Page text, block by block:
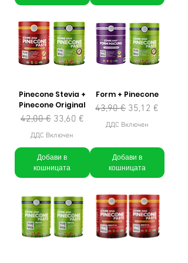
Pinecone Stevia +
Pinecone Original
Редовна цена
42,00 € Продажна цена
33,60 €
ДДС Включен
Добави в
кошницата
Form + Pinecone
Редовна цена
43,90 € Продажна цена
35,12 €
ДДС Включен
Добави в
кошницата